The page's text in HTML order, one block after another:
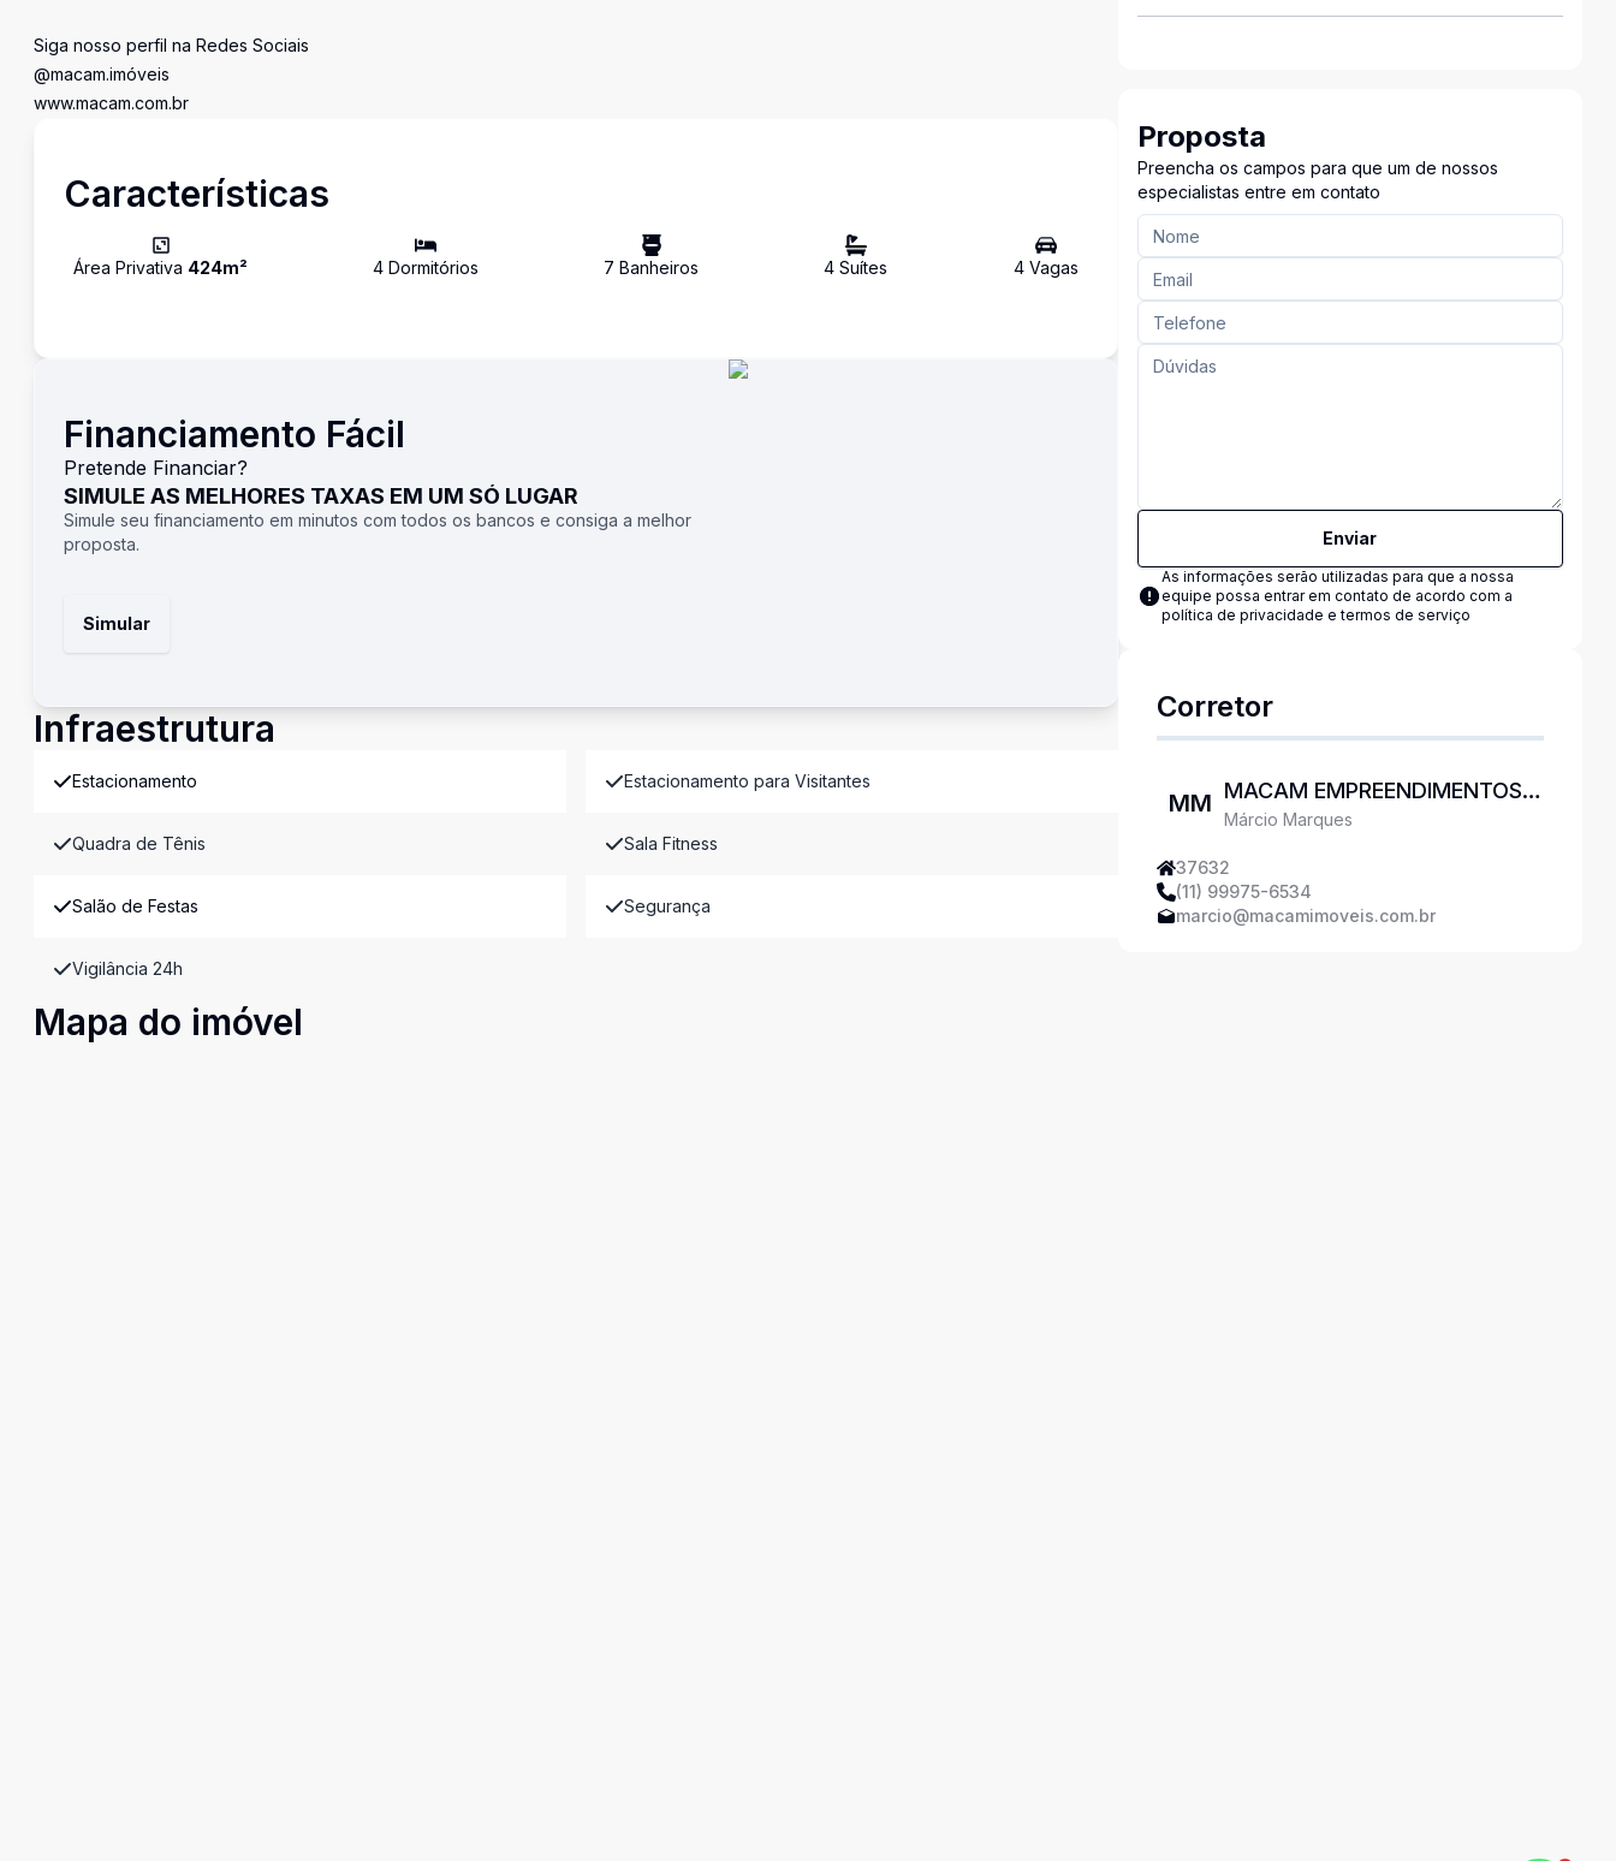
Siga nosso perfil na Redes Sociais
@macam.imóveis
www.macam.com.br
Características
Área Privativa 424m² 4 Dormitórios 7 Banheiros 4 Suítes 4Vagas
Financiamento Fácil
Pretende Financiar?
SIMULE AS MELHORES TAXAS EM UM SÓ LUGAR
Simule seu financiamento em minutos com todos os bancos e consiga a melhor
proposta.
Simular
Infraestrutura
Estacionamento Estacionamento para Visitantes
Quadra de Tênis Sala Fitness
Salão de Festas Segurança
Vigilância 24h
Mapa do imóvel
Proposta
Preencha os campos para que um de nossos
especialistas entre em contato
Enviar
As informações serão utilizadas para que a nossa
equipe possa entrar em contato de acordo com a
política de privacidade e termos de serviço
Corretor
MM MACAM EMPREENDIMENTOS E
CONSULTORIA DE IMÓVEIS
LTDA
Márcio Marques
37632
(11) 99975-6534
marcio@macamimoveis.com.br